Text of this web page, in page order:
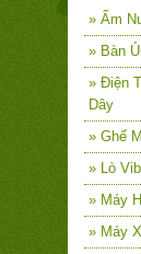
» Ấm
» Bàn Ủi
» Điện
Dây
» Ghế
» Lò
» Máy
» Máy